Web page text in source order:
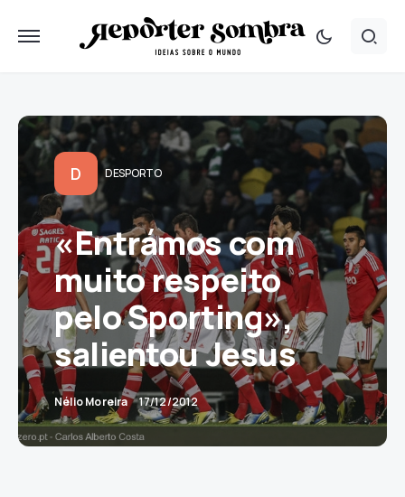
D DESPORTO
«Entrámos com
muito respeito
pelo Sporting»,
salientou Jesus
Nélio Moreira 17/12/2012